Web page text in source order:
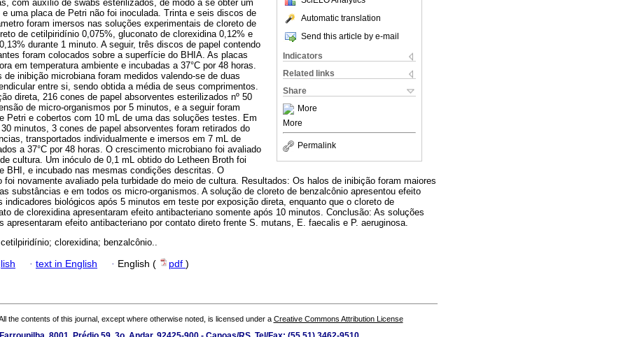
Automatic translation
Send this article by e-mail
Indicators
Related links
Share
More
More
Permalink
com auxílio de swabs esterilizados, de modo a se obter um
uma placa de Petri não foi inoculada. Trinta e seis discos de
foram imersos nas soluções experimentais de cloreto de
de cetilpiridínio 0,075%, gluconato de clorexidina 0,12% e
durante 1 minuto. A seguir, três discos de papel contendo
foram colocados sobre a superfície do BHIA. As placas
em temperatura ambiente e incubadas a 37°C por 48 horas.
inibição microbiana foram medidos valendo-se de duas
entre si, sendo obtida a média de seus comprimentos.
direta, 216 cones de papel absorventes esterilizados nº 50
de micro-organismos por 5 minutos, e a seguir foram
Petri e cobertos com 10 mL de uma das soluções testes. Em
minutos, 3 cones de papel absorventes foram retirados do
transportados individualmente e imersos em 7 mL de
a 37°C por 48 horas. O crescimento microbiano foi avaliado
cultura. Um inóculo de 0,1 mL obtido do Letheen Broth foi
BHI, e incubado nas mesmas condições descritas. O
foi novamente avaliado pela turbidade do meio de cultura. Resultados: Os halos de inibição foram maiores
substâncias e em todos os micro-organismos. A solução de cloreto de benzalcônio apresentou efeito
indicadores biológicos após 5 minutos em teste por exposição direta, enquanto que o cloreto de
de clorexidina apresentaram efeito antibacteriano somente após 10 minutos. Conclusão: As soluções
apresentaram efeito antibacteriano por contato direto frente S. mutans, E. faecalis e P. aeruginosa.
clorexidina; benzalcônio..
· text in English · English ( pdf )
the contents of this journal, except where otherwise noted, is licensed under a Creative Commons Attribution License